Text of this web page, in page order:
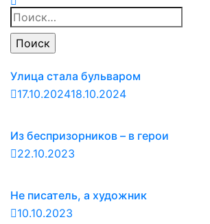
Найти:
Улица стала бульваром
17.10.202418.10.2024
Из беспризорников – в герои
22.10.2023
Не писатель, а художник
10.10.2023